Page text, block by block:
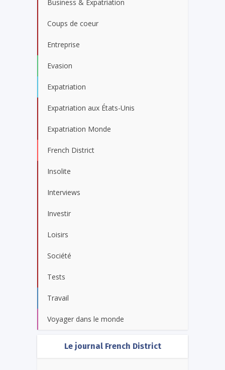
Business & Expatriation
Coups de coeur
Entreprise
Evasion
Expatriation
Expatriation aux États-Unis
Expatriation Monde
French District
Insolite
Interviews
Investir
Loisirs
Société
Tests
Travail
Voyager dans le monde
Le journal French District